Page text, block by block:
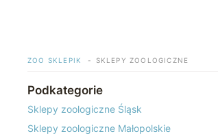
ZOO SKLEPIK SKLEPY ZOOLOGICZNE
Podkategorie
Sklepy zoologiczne Śląsk
Sklepy zoologiczne Małopolskie